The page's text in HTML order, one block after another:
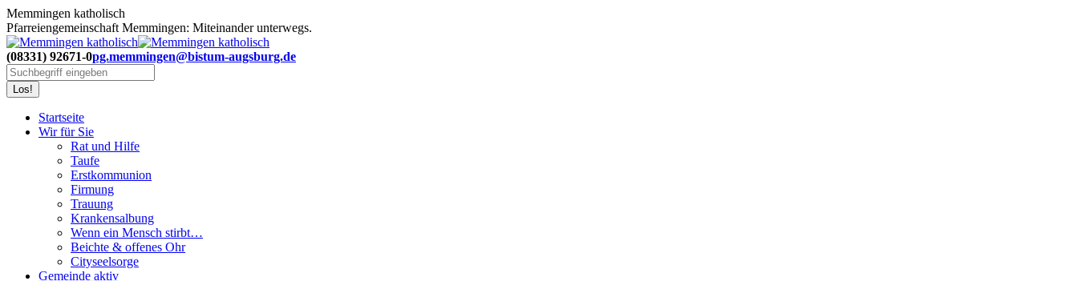
Zum
Inhalt
springen
Memmingen katholisch
Pfarreiengemeinschaft Memmingen: Miteinander unterwegs.
(08331) 92671-0pg.memmingen@bistum-augsburg.de
Search:
Startseite
Wir für Sie
Rat und Hilfe
Taufe
Erstkommunion
Firmung
Trauung
Krankensalbung
Wenn ein Mensch stirbt…
Beichte & offenes Ohr
Cityseelsorge
Gemeinde aktiv